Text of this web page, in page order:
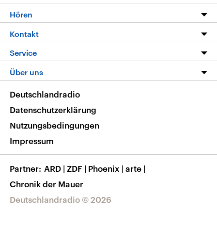
Die Nachrichten
Nachrichtenleicht
Neue Beiträge auf dlf.de
Hören
Livestream
Podcasts
Deutschlandfunk App
Nachrichten App
Frequenzen
Kontakt
Hörerservice
Service
FAQ
Veranstaltungen
Musikliste
RSS
Über uns
Barrierefreiheit
Deutschlandradio © 2026
Deutschlandradio
Datenschutzerklärung
Nutzungsbedingungen
Impressum
Partner ARD | ZDF | Phoenix | arte |
Chronik der Mauer